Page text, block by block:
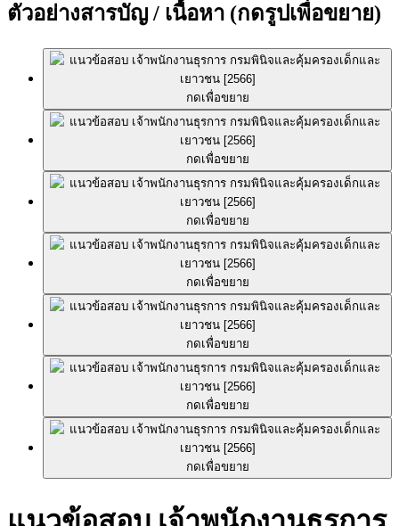
ตัวอย่างสารบัญ / เนื้อหา (กดรูปเพื่อขยาย)
กดเพื่อขยาย
กดเพื่อขยาย
กดเพื่อขยาย
กดเพื่อขยาย
กดเพื่อขยาย
กดเพื่อขยาย
กดเพื่อขยาย